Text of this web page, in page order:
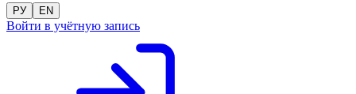
РУ EN
Войти в учётную запись